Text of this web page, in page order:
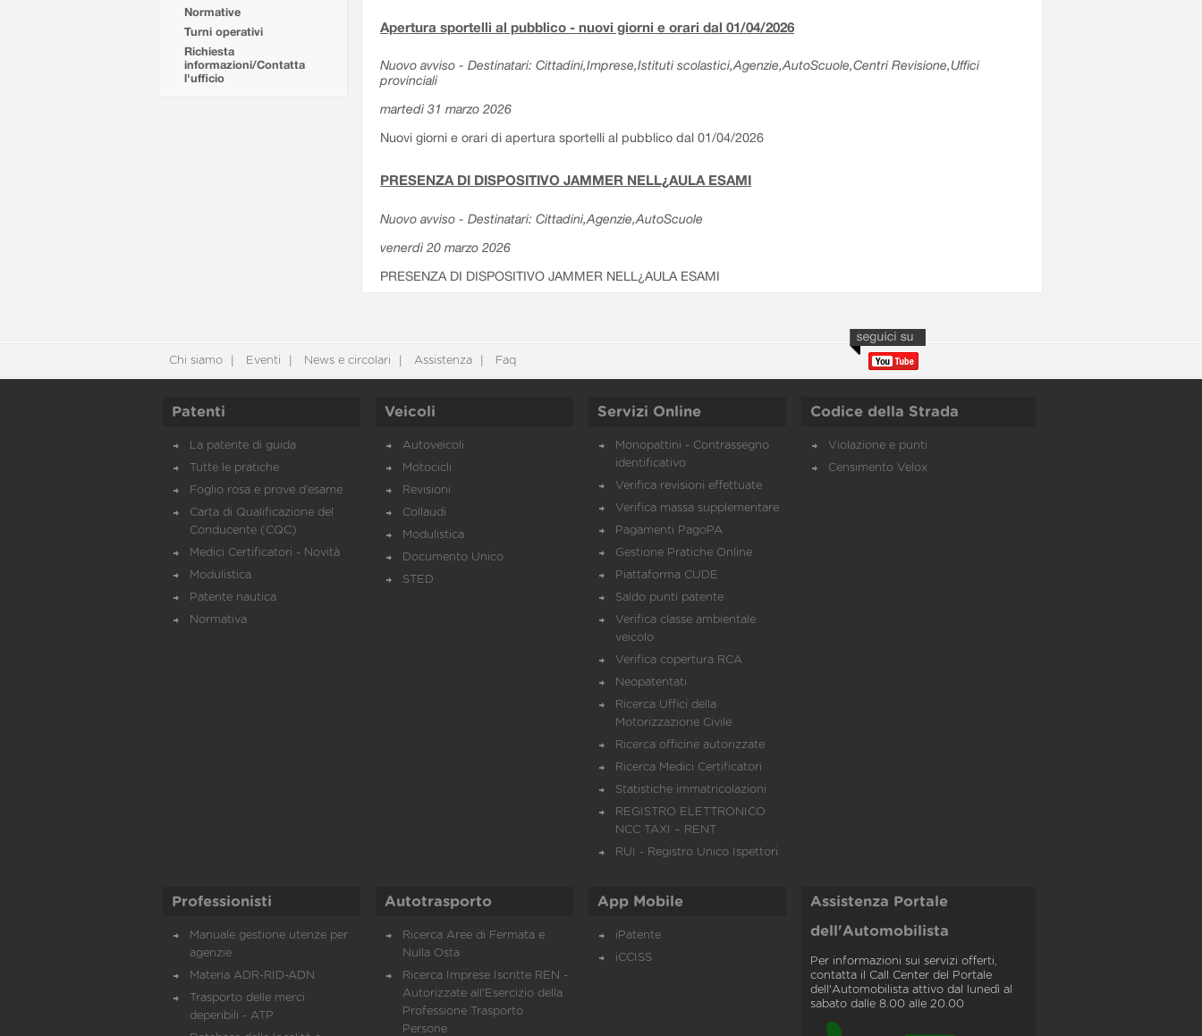
Normative
Turni operativi
Richiesta
informazioni/Contatta
l'ufficio
Apertura sportelli al pubblico - nuovi giorni e orari dal 01/04/2026
Nuovo avviso - Destinatari: Cittadini,Imprese,Istituti scolastici,Agenzie,AutoScuole,Centri Revisione,Uffici
provinciali
martedì 31 marzo 2026
Nuovi giorni e orari di apertura sportelli al pubblico dal 01/04/2026
PRESENZA DI DISPOSITIVO JAMMER NELL¿AULA ESAMI
Nuovo avviso - Destinatari: Cittadini,Agenzie,AutoScuole
venerdì 20 marzo 2026
PRESENZA DI DISPOSITIVO JAMMER NELL¿AULA ESAMI
Chi siamo Eventi News e circolari Assistenza Faq
Patenti
La patente di guida
Tutte le pratiche
Foglio rosa e prove d’esame
Carta di Qualificazione del
Conducente (CQC)
Medici Certificatori - Novità
Modulistica
Patente nautica
Normativa
Veicoli
Autoveicoli
Motocicli
Revisioni
Collaudi
Modulistica
Documento Unico
STED
Servizi Online
Monopattini - Contrassegno
identificativo
Verifica revisioni effettuate
Verifica massa supplementare
Pagamenti PagoPA
Gestione Pratiche Online
Piattaforma CUDE
Saldo punti patente
Verifica classe ambientale
veicolo
Verifica copertura RCA
Neopatentati
Ricerca Uffici della
Motorizzazione Civile
Ricerca officine autorizzate
Ricerca Medici Certificatori
Statistiche immatricolazioni
REGISTRO ELETTRONICO
NCC TAXI – RENT
RUI - Registro Unico Ispettori
Codice della Strada
Violazione e punti
Censimento Velox
Professionisti
Manuale gestione utenze per
agenzie
Materia ADR-RID-ADN
Trasporto delle merci
deperibili - ATP
Autotrasporto
Ricerca Aree di Fermata e
Nulla Osta
Ricerca Imprese Iscritte REN -
Autorizzate all'Esercizio della
Professione Trasporto
Persone
App Mobile
iPatente
iCCISS
Assistenza Portale
dell'Automobilista
Per informazioni sui servizi offerti,
contatta il Call Center del Portale
dell'Automobilista attivo dal lunedì al
sabato dalle 8.00 alle 20.00